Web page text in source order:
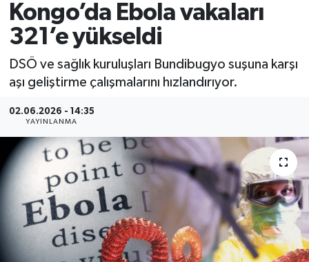
Kongo’da Ebola vakaları
321’e yükseldi
DSÖ ve sağlık kuruluşları Bundibugyo suşuna karşı
aşı geliştirme çalışmalarını hızlandırıyor.
02.06.2026 - 14:35
YAYINLANMA
MAGAZİN
RESMİ REKLAMLAR
YAŞAM
MAGAZİN
Egemax TV
Tüm Manşetler
Son Dakika Haberleri